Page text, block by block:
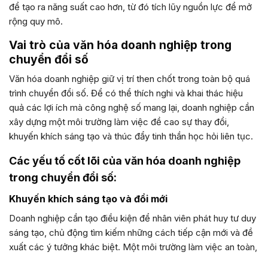
để tạo ra năng suất cao hơn, từ đó tích lũy nguồn lực để mở
rộng quy mô.
Vai trò của văn hóa doanh nghiệp trong
chuyển đổi số
Văn hóa doanh nghiệp giữ vị trí then chốt trong toàn bộ quá
trình chuyển đổi số. Để có thể thích nghi và khai thác hiệu
quả các lợi ích mà công nghệ số mang lại, doanh nghiệp cần
xây dựng một môi trường làm việc đề cao sự thay đổi,
khuyến khích sáng tạo và thúc đẩy tinh thần học hỏi liên tục.
Các yếu tố cốt lõi của văn hóa doanh nghiệp
trong chuyển đổi số:
Khuyến khích sáng tạo và đổi mới
Doanh nghiệp cần tạo điều kiện để nhân viên phát huy tư duy
sáng tạo, chủ động tìm kiếm những cách tiếp cận mới và đề
xuất các ý tưởng khác biệt. Một môi trường làm việc an toàn,